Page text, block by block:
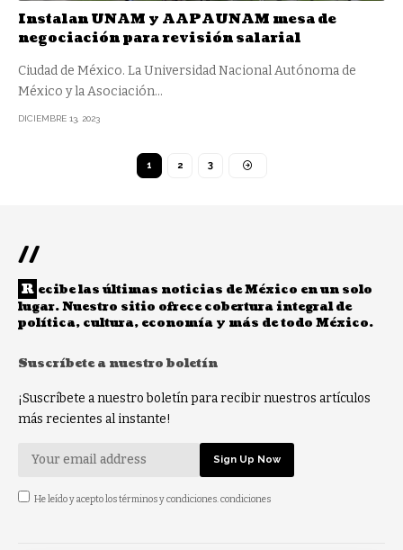
Instalan UNAM y AAPAUNAM mesa de
negociación para revisión salarial
Ciudad de México. La Universidad Nacional Autónoma de
México y la Asociación…
DICIEMBRE 13, 2023
1 2 3
//
R ecibe las últimas noticias de México en un solo
lugar. Nuestro sitio ofrece cobertura integral de
política, cultura, economía y más de todo México.
Suscríbete a nuestro boletín
¡Suscríbete a nuestro boletín para recibir nuestros artículos
más recientes al instante!
He leído y acepto los términos y condiciones. condiciones